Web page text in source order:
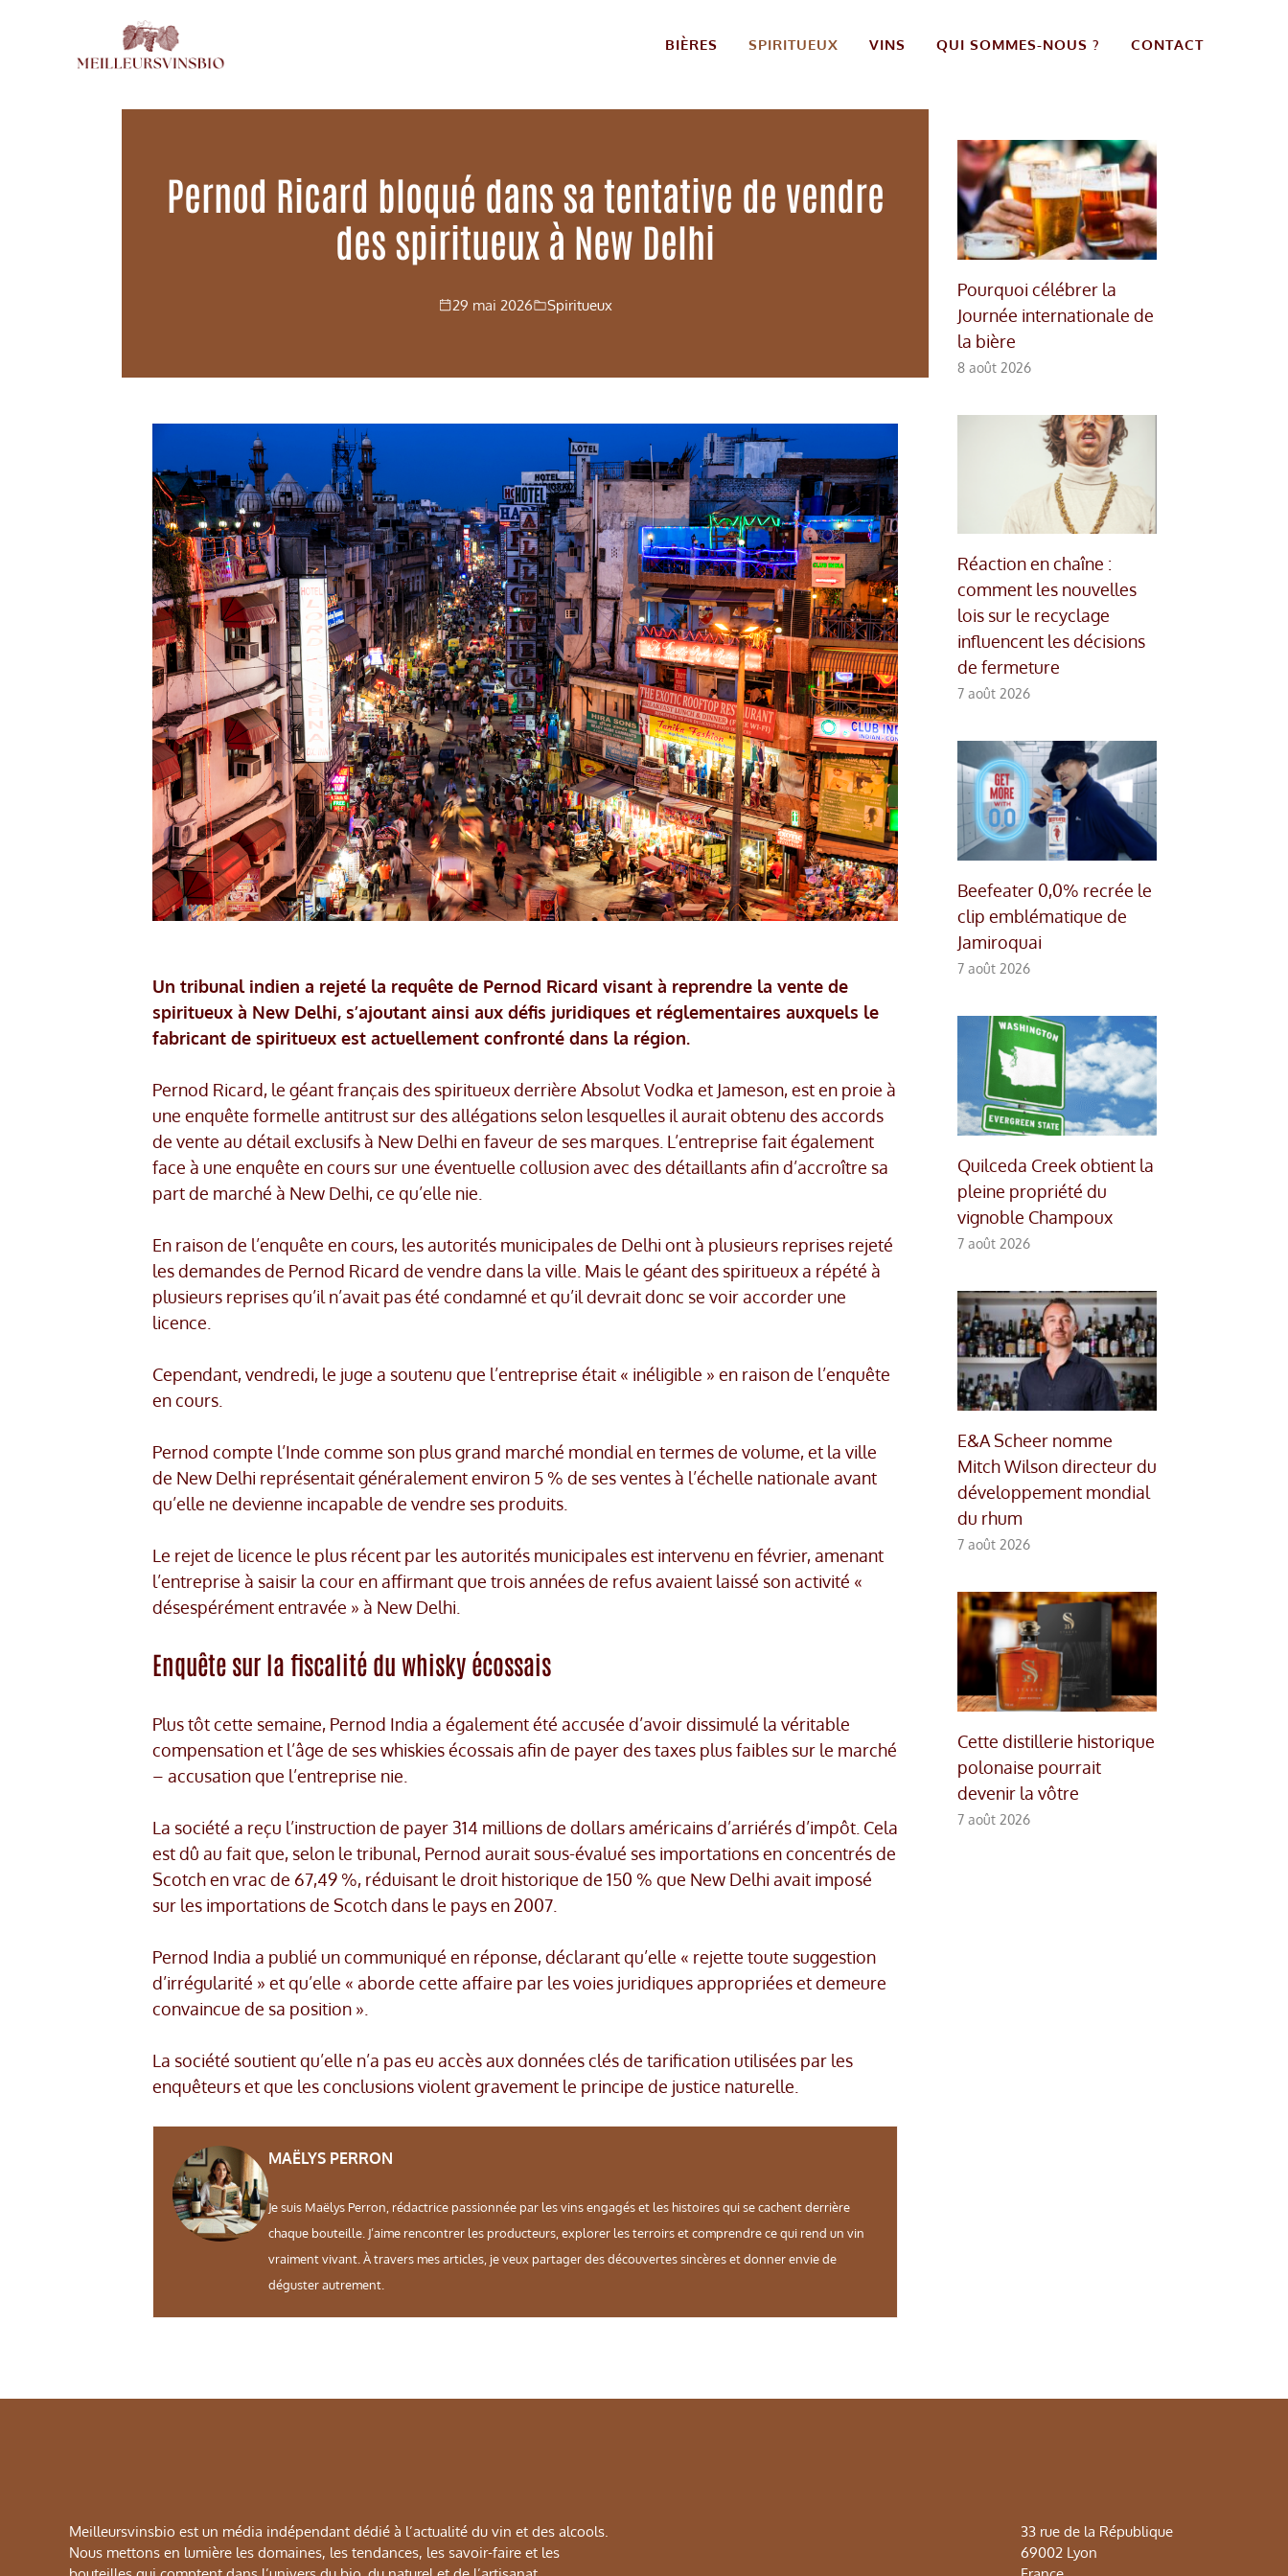
BIÈRES SPIRITUEUX VINS QUI SOMMES-NOUS ? CONTACT
Pernod Ricard bloqué dans sa tentative de vendre
des spiritueux à New Delhi
29 mai 2026 Spiritueux
Un tribunal indien a rejeté la requête de Pernod Ricard visant à reprendre la vente de
spiritueux à New Delhi, s’ajoutant ainsi aux défis juridiques et réglementaires auxquels le
fabricant de spiritueux est actuellement confronté dans la région.
Pernod Ricard, le géant français des spiritueux derrière Absolut Vodka et Jameson, est en proie à
une enquête formelle antitrust sur des allégations selon lesquelles il aurait obtenu des accords
de vente au détail exclusifs à New Delhi en faveur de ses marques. L’entreprise fait également
face à une enquête en cours sur une éventuelle collusion avec des détaillants afin d’accroître sa
part de marché à New Delhi, ce qu’elle nie.
En raison de l’enquête en cours, les autorités municipales de Delhi ont à plusieurs reprises rejeté
les demandes de Pernod Ricard de vendre dans la ville. Mais le géant des spiritueux a répété à
plusieurs reprises qu’il n’avait pas été condamné et qu’il devrait donc se voir accorder une
licence.
Cependant, vendredi, le juge a soutenu que l’entreprise était « inéligible » en raison de l’enquête
en cours.
Pernod compte l’Inde comme son plus grand marché mondial en termes de volume, et la ville
de New Delhi représentait généralement environ 5 % de ses ventes à l’échelle nationale avant
qu’elle ne devienne incapable de vendre ses produits.
Le rejet de licence le plus récent par les autorités municipales est intervenu en février, amenant
l’entreprise à saisir la cour en affirmant que trois années de refus avaient laissé son activité «
désespérément entravée » à New Delhi.
Enquête sur la fiscalité du whisky écossais
Plus tôt cette semaine, Pernod India a également été accusée d’avoir dissimulé la véritable
compensation et l’âge de ses whiskies écossais afin de payer des taxes plus faibles sur le marché
– accusation que l’entreprise nie.
La société a reçu l’instruction de payer 314 millions de dollars américains d’arriérés d’impôt. Cela
est dû au fait que, selon le tribunal, Pernod aurait sous-évalué ses importations en concentrés de
Scotch en vrac de 67,49 %, réduisant le droit historique de 150 % que New Delhi avait imposé
sur les importations de Scotch dans le pays en 2007.
Pernod India a publié un communiqué en réponse, déclarant qu’elle « rejette toute suggestion
d’irrégularité » et qu’elle « aborde cette affaire par les voies juridiques appropriées et demeure
convaincue de sa position ».
La société soutient qu’elle n’a pas eu accès aux données clés de tarification utilisées par les
enquêteurs et que les conclusions violent gravement le principe de justice naturelle.
MAËLYS PERRON
Je suis Maëlys Perron, rédactrice passionnée par les vins engagés et les histoires qui se cachent derrière
chaque bouteille. J’aime rencontrer les producteurs, explorer les terroirs et comprendre ce qui rend un vin
vraiment vivant. À travers mes articles, je veux partager des découvertes sincères et donner envie de
déguster autrement.
Pourquoi célébrer la
Journée internationale de
la bière
8 août 2026
Réaction en chaîne :
comment les nouvelles
lois sur le recyclage
influencent les décisions
de fermeture
7 août 2026
Beefeater 0,0% recrée le
clip emblématique de
Jamiroquai
7 août 2026
Quilceda Creek obtient la
pleine propriété du
vignoble Champoux
7 août 2026
E&A Scheer nomme
Mitch Wilson directeur du
développement mondial
du rhum
7 août 2026
Cette distillerie historique
polonaise pourrait
devenir la vôtre
7 août 2026
Meilleursvinsbio est un média indépendant dédié à l’actualité du vin et des alcools.
Nous mettons en lumière les domaines, les tendances, les savoir-faire et les
33 rue de la République
69002 Lyon